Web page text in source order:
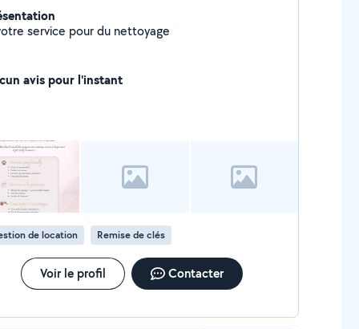
service pour du nettoyage
avis pour l'instant
de location Remise de clés
Voir le profil Contacter